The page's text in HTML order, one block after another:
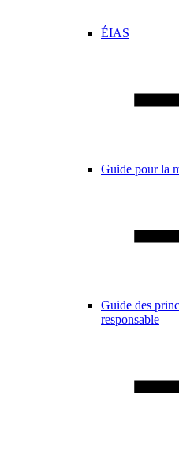
ÉIAS
Guide pour la
Guide des
responsable